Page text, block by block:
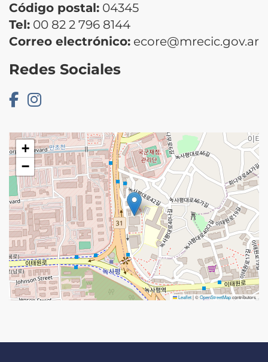
Código postal: 04345
Tel: 00 82 2 796 8144
Correo electrónico: ecore@mrecic.gov.ar
Redes Sociales
+
−
Leaflet|©OpenStreetMapcontributors